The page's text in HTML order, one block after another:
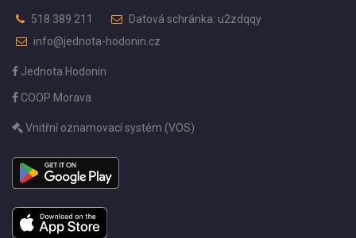
518 389 211
Datová schránka: u2zdqqy
info@jednota-hodonin.cz
Jednota Hodonín
COOP Morava
Vnitřní oznamovací systém (VOS)